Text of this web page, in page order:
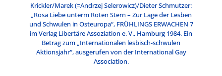
Krickler/Marek (=Andrzej Selerowicz)/Dieter Schmutzer:
„Rosa Liebe unterm Roten Stern – Zur Lage der Lesben
und Schwulen in Osteuropa“, FRÜHLINGS ERWACHEN 7
im Verlag Libertäre Assoziation e. V., Hamburg 1984. Ein
Betrag zum „Internationalen lesbisch-schwulen
Aktionsjahr“, ausgerufen von der International Gay
Association.